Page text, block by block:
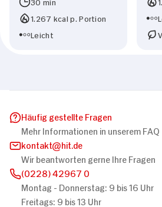
1.267 kcal p. Portion
Leicht
Häufig gestellte Fragen
Mehr Informationen in unserem FAQ
kontakt
hit.de
Wir beantworten gerne Ihre Fragen
(0228) 42967 0
Montag - Donnerstag: 9 bis 16 Uhr
Freitags: 9 bis 13 Uhr